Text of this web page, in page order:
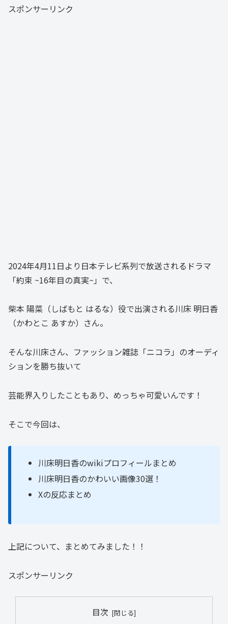
スポンサーリンク
2024年4月11日より日本テレビ系列で放送されるドラマ
「約束 ~16年目の真実~」で、
柴本 陽菜（しばもと はるな）役で出演される川床 明日香
（かわとこ あすか）さん。
そんな川床さん、ファッション雑誌「ニコラ」のオーディ
ションを勝ち抜いて
芸能界入りしたこともあり、めっちゃ可愛いんです！
そこで今回は、
川床明日香のwikiプロフィールまとめ
川床明日香のかわいい画像30選！
Xの反応まとめ
上記について、まとめてみました！！
スポンサーリンク
目次